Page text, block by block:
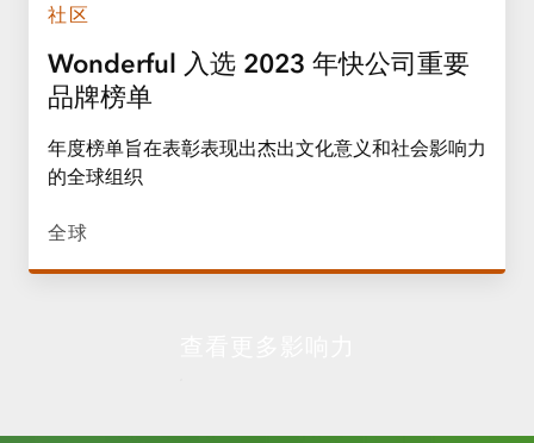
社区
Wonderful 入选 2023 年快公司重要
品牌榜单
年度榜单旨在表彰表现出杰出文化意义和社会影响力
的全球组织
全球